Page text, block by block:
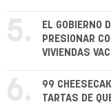
5.
EL GOBIERNO
PRESIONAR
VIVIENDAS
6.
99
TARTAS DE